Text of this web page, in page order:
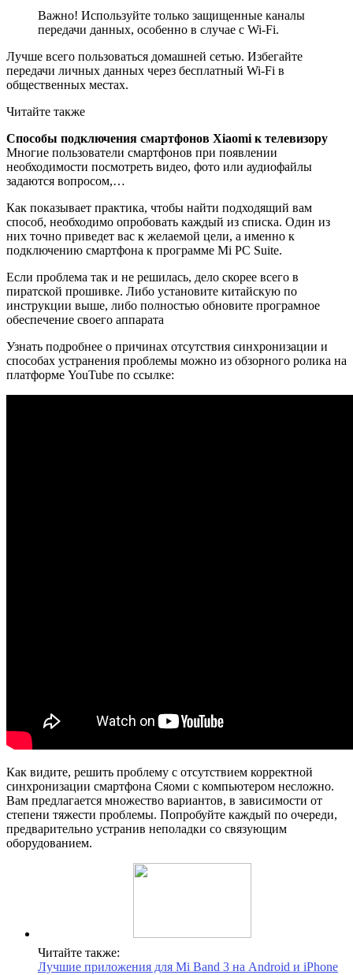
Важно! Используйте только защищенные каналы
передачи данных, особенно в случае с Wi-Fi.
Лучше всего пользоваться домашней сетью. Избегайте
передачи личных данных через бесплатный Wi-Fi в
общественных местах.
Читайте также
Способы подключения смартфонов Xiaomi к телевизору
Многие пользователи смартфонов при появлении
необходимости посмотреть видео, фото или аудиофайлы
задаются вопросом,…
Как показывает практика, чтобы найти подходящий вам
способ, необходимо опробовать каждый из списка. Один из
них точно приведет вас к желаемой цели, а именно к
подключению смартфона к программе Mi PC Suite.
Если проблема так и не решилась, дело скорее всего в
пиратской прошивке. Либо установите китайскую по
инструкции выше, либо полностью обновите програмное
обеспечение своего аппарата
Узнать подробнее о причинах отсутствия синхронизации и
способах устранения проблемы можно из обзорного ролика на
платформе YouTube по ссылке:
Как видите, решить проблему с отсутствием корректной
синхронизации смартфона Сяоми с компьютером несложно.
Вам предлагается множество вариантов, в зависимости от
степени тяжести проблемы. Попробуйте каждый по очереди,
предварительно устранив неполадки со связующим
оборудованием.
Читайте также:
Лучшие приложения для Mi Band 3 на Android и iPhone